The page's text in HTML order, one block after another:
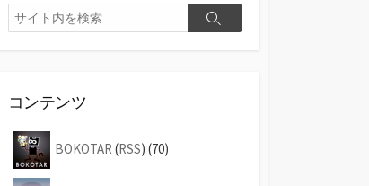
検
索
検
コンテンツ
BOKOTAR (RSS) (70)